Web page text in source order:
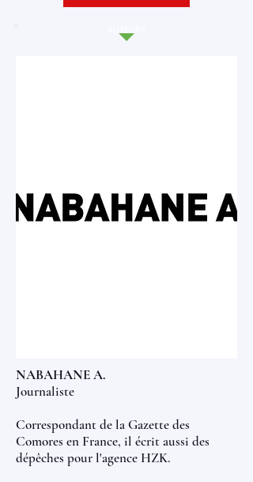
NABAHANE A.
Journaliste
Correspondant de la Gazette des
Comores en France, il écrit aussi des
dépêches pour l'agence HZK.